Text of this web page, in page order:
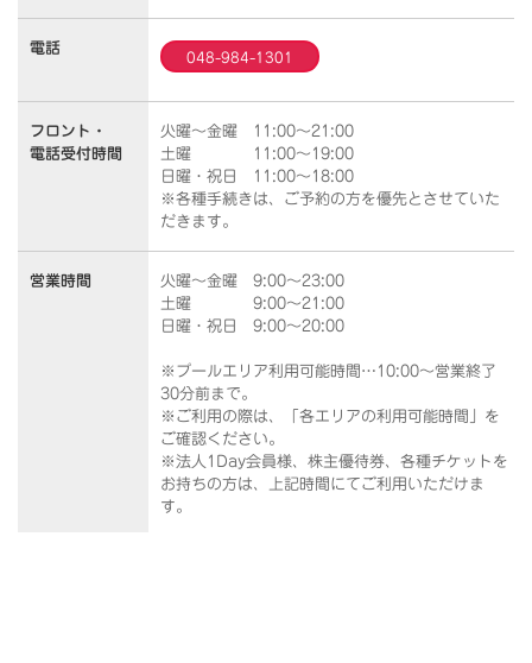
電話
048-984-1301
フロント・
電話受付時間
火曜～金曜 11:00～21:00
土曜 11:00～19:00
日曜・祝日 11:00～18:00
※各種手続きは、ご予約の方を優先とさせていた
だきます。
営業時間
火曜～金曜 9:00～23:00
土曜 9:00～21:00
日曜・祝日 9:00～20:00
※プールエリア利用可能時間…10:00～営業終了
30分前まで。
※ご利用の際は、「各エリアの利用可能時間」を
ご確認ください。
※法人1Day会員様、株主優待券、各種チケットを
お持ちの方は、上記時間にてご利用いただけま
す。